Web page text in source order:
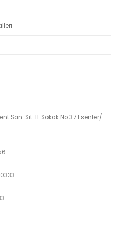
San. Sit. 11. Sokak No:37 Esenler/